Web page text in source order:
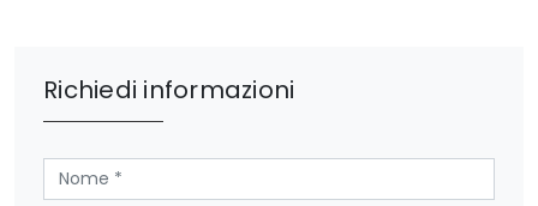
Richiedi informazioni